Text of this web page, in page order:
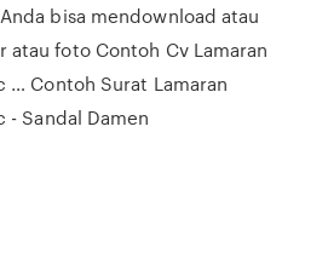
bisa mendownload atau
atau foto Contoh Cv Lamaran
… Contoh Surat Lamaran
- Sandal Damen